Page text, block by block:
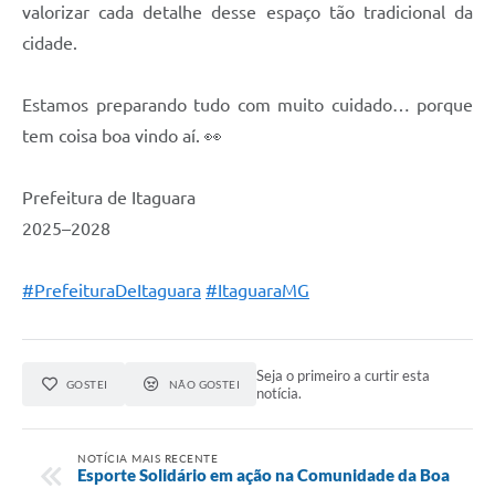
valorizar cada detalhe desse espaço tão tradicional da
cidade.
Estamos preparando tudo com muito cuidado… porque
tem coisa boa vindo aí. 👀
Prefeitura de Itaguara
2025–2028
#PrefeituraDeItaguara #ItaguaraMG
GOSTEI NÃO GOSTEI
Seja o primeiro a curtir esta
notícia.
NOTÍCIA MAIS RECENTE
Esporte Solidário em ação na Comunidade da Boa